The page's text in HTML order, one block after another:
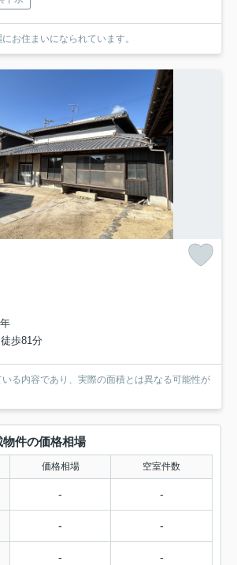
お住まいになられています。
歩81分
る内容であり、実際の面積とは異なる可能性が
件の価格相場
価格相場 空室件数
- -
- -
- -